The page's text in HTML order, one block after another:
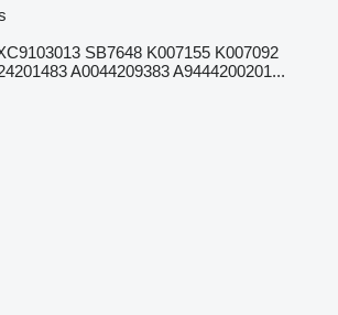
SB7648 K007155 K007092
A0044209383 A9444200201...